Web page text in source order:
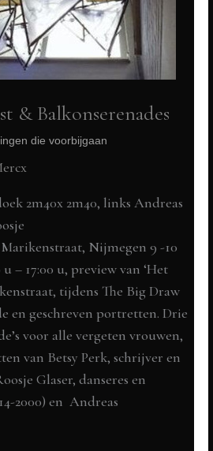
& Balkonserenades
die voorbijgaan
2m40x 2m40, links Andreas
Nijmegen 9 -10
u – 17:00 u, preview van ‘Het
tijdens The Big Draw
en geschreven portretten. Drie
voor alle vergeten vrouwen,
van Betsy Perk, schrijver en
Glaser, danseres en
2000) en Andreas